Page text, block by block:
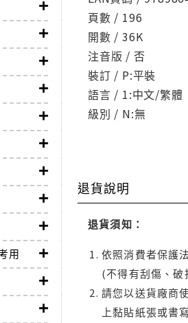
用
頁數 / 196
開數 / 36K
注音版 / 否
裝訂 / P:平裝
語言 / 1:中文/繁體
級別 / N:無
退貨說明
退貨須知：
依照消費者保護
(不得有刮傷、破
請您以送貨廠商
上黏貼紙張或書